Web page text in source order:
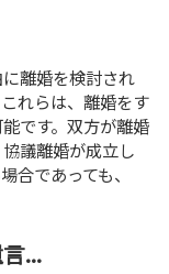
離婚を検討され
れらは、離婚をす
です。双方が離婚
議離婚が成立し
合であっても、
...